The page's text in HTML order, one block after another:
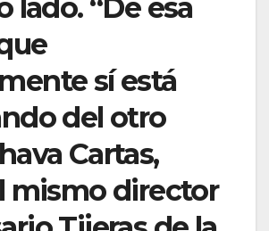
lado. “De esa
sí está
del otro
Cartas,
mismo director